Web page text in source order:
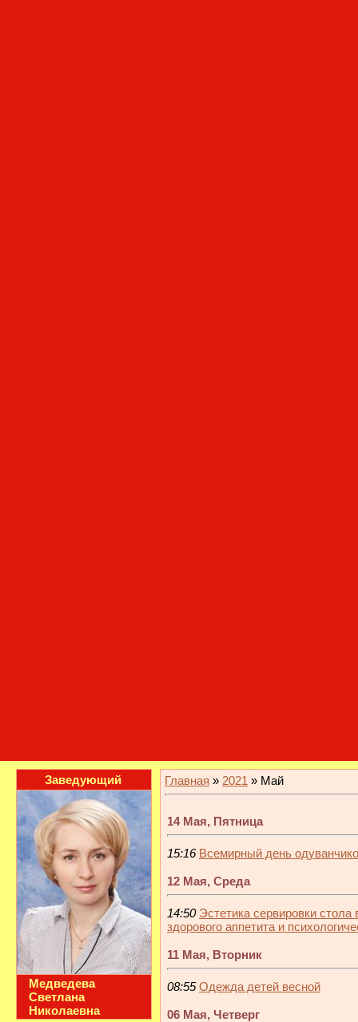
Заведующий
Медведева
Светлана
Николаевна
Главная » 2021 » Май
14 Мая, Пятница
15:16 Всемирный день
12 Мая, Среда
14:50 Эстетика сервировки
здорового аппетита и
11 Мая, Вторник
08:55 Одежда детей весной
06 Мая, Четверг